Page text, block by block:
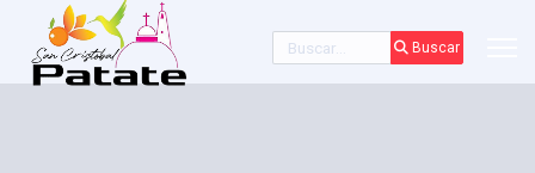
Buscar Buscar